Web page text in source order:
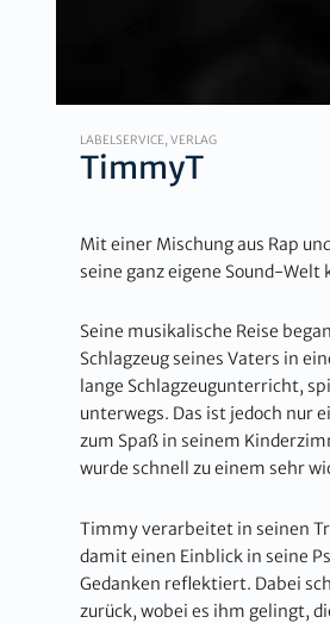
LABELSERVICE, VERLAG
TimmyT
Mit einer Mischung aus Rap
seine ganz eigene Sound-
Seine musikalische Reise
Schlagzeug seines Vaters in
lange Schlagzeugunterricht,
unterwegs. Das ist jedoch nur
zum Spaß in seinem
wurde schnell zu einem sehr
Timmy verarbeitet in seinen
damit einen Einblick in seine
Gedanken reflektiert. Dabei
zurück, wobei es ihm gelingt,